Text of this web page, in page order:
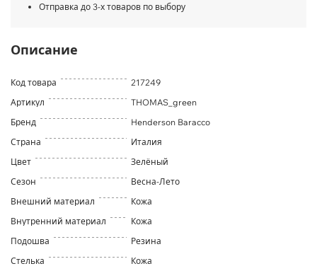
Отправка до 3-х товаров по выбору
Описание
Код товара
217249
Артикул
THOMAS_green
Бренд
Henderson Baracco
Страна
Италия
Цвет
Зелёный
Сезон
Весна-Лето
Внешний материал
Кожа
Внутренний материал
Кожа
Подошва
Резина
Стелька
Кожа